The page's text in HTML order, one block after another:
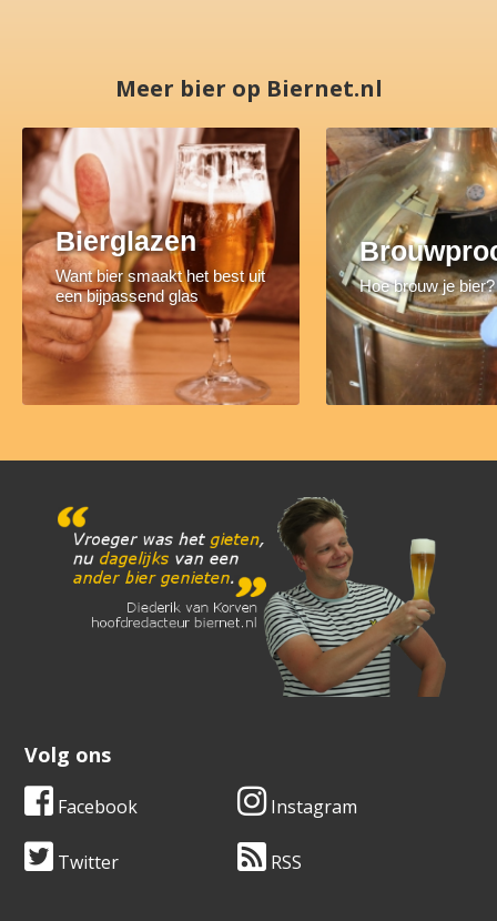
Meer bier op Biernet.nl
Bierglazen
Want bier smaakt het best uit
een bijpassend glas
Hoe brouw je bier?
Volg ons
Facebook Instagram
Twitter RSS